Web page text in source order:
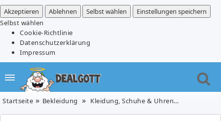
Akzeptieren
Ablehnen Selbst wählen
Einstellungen speichern
Selbst wählen
Cookie-Richtlinie
Datenschutzerklärung
Impressum
Startseite Bekleidung Kleidung, Schuhe & Uhren